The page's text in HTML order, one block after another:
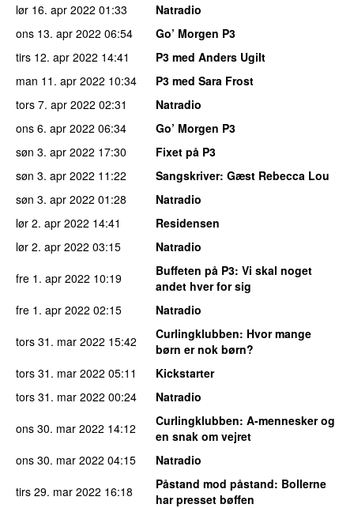
lør 16. apr 2022 01:33
Natradio
ons 13. apr 2022 06:54
Go’ Morgen P3
tirs 12. apr 2022 14:41
P3 med Anders Ugilt
man 11. apr 2022 10:34
P3 med Sara Frost
tors 7. apr 2022 02:31
Natradio
ons 6. apr 2022 06:34
Go’ Morgen P3
søn 3. apr 2022 17:30
Fixet på P3
søn 3. apr 2022 11:22 Sangskriver: Gæst Rebecca Lou
søn 3. apr 2022 01:28
Natradio
lør 2. apr 2022 14:41
Residensen
lør 2. apr 2022 03:15
Natradio
fre 1. apr 2022 10:19 Buffeten på P3: Vi skal noget
andet hver for sig
fre 1. apr 2022 02:15
Natradio
tors 31. mar 2022 15:42 Curlingklubben: Hvor mange
børn er nok børn?
tors 31. mar 2022 05:11
Kickstarter
tors 31. mar 2022 00:24
Natradio
ons 30. mar 2022 14:12 Curlingklubben: A-mennesker og
en snak om vejret
ons 30. mar 2022 04:15
Natradio
tirs 29. mar 2022 16:18 Påstand mod påstand: Bollerne
har presset bøffen